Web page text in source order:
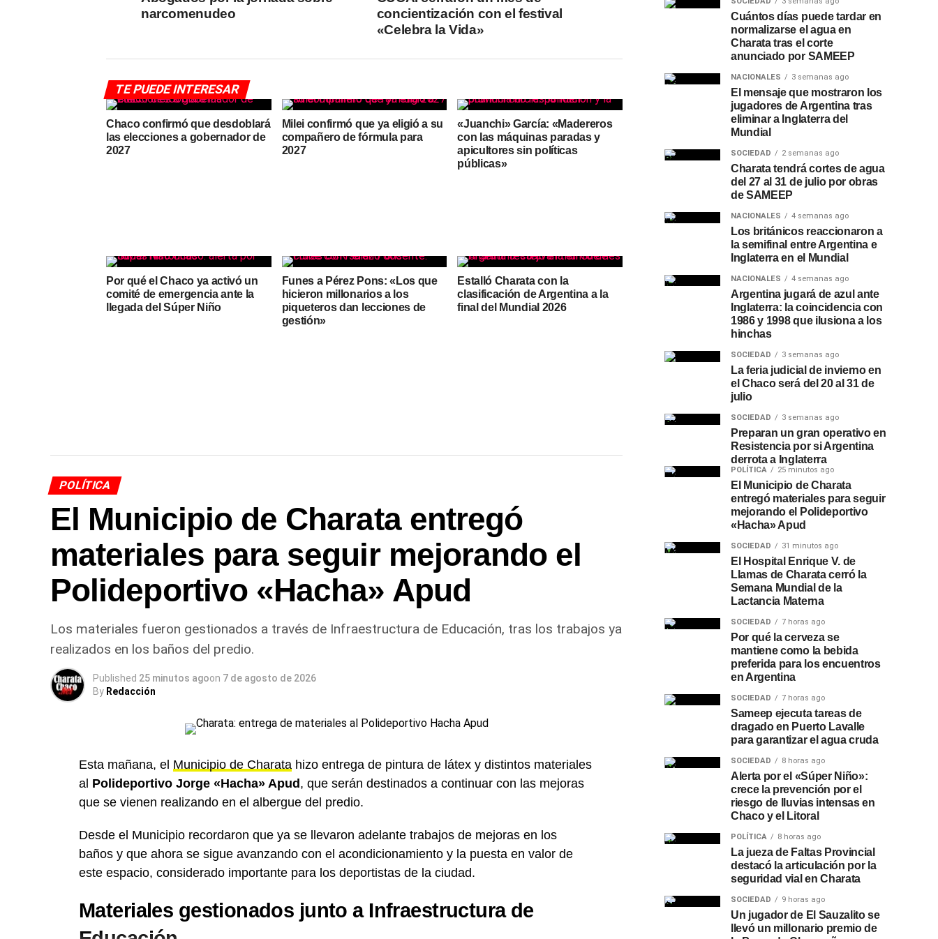
concientización con el festival
«Celebra la Vida»
narcomenudeo
TE PUEDE INTERESAR
Chaco confirmó que desdoblará
las elecciones a gobernador de
2027
Milei confirmó que ya eligió a su
compañero de fórmula para
2027
«Juanchi» García: «Madereros
con las máquinas paradas y
apicultores sin políticas
públicas»
Por qué el Chaco ya activó un
comité de emergencia ante la
llegada del Súper Niño
Funes a Pérez Pons: «Los que
hicieron millonarios a los
piqueteros dan lecciones de
gestión»
Estalló Charata con la
clasificación de Argentina a la
final del Mundial 2026
POLÍTICA
El Municipio de Charata entregó
materiales para seguir mejorando el
Polideportivo «Hacha» Apud
Los materiales fueron gestionados a través de Infraestructura de Educación, tras los trabajos ya
realizados en los baños del predio.
Published 25 minutos agoon 7 de agosto de 2026
By Redacción
Esta mañana, el Municipio de Charata hizo entrega de pintura de látex y distintos materiales
al Polideportivo Jorge «Hacha» Apud , que serán destinados a continuar con las mejoras
que se vienen realizando en el albergue del predio.
Desde el Municipio recordaron que ya se llevaron adelante trabajos de mejoras en los
baños y que ahora se sigue avanzando con el acondicionamiento y la puesta en valor de
este espacio, considerado importante para los deportistas de la ciudad.
Materiales gestionados junto a Infraestructura de
Cuántos días puede tardar en
normalizarse el agua en
Charata tras el corte
anunciado por SAMEEP
NACIONALES 3 semanas ago
El mensaje que mostraron los
jugadores de Argentina tras
eliminar a Inglaterra del
Mundial
SOCIEDAD 2 semanas ago
Charata tendrá cortes de agua
del 27 al 31 de julio por obras
de SAMEEP
NACIONALES 4 semanas ago
Los británicos reaccionaron a
la semifinal entre Argentina e
Inglaterra en el Mundial
NACIONALES 4 semanas ago
Argentina jugará de azul ante
Inglaterra: la coincidencia con
1986 y 1998 que ilusiona a los
hinchas
SOCIEDAD 3 semanas ago
La feria judicial de invierno en
el Chaco será del 20 al 31 de
julio
SOCIEDAD 3 semanas ago
Preparan un gran operativo en
Resistencia por si Argentina
derrota a Inglaterra
POLÍTICA 25 minutos ago
El Municipio de Charata
entregó materiales para seguir
mejorando el Polideportivo
«Hacha» Apud
SOCIEDAD 31 minutos ago
El Hospital Enrique V. de
Llamas de Charata cerró la
Semana Mundial de la
Lactancia Materna
SOCIEDAD 7 horas ago
Por qué la cerveza se
mantiene como la bebida
preferida para los encuentros
en Argentina
SOCIEDAD 7 horas ago
Sameep ejecuta tareas de
dragado en Puerto Lavalle
para garantizar el agua cruda
SOCIEDAD 8 horas ago
Alerta por el «Súper Niño»:
crece la prevención por el
riesgo de lluvias intensas en
Chaco y el Litoral
POLÍTICA 8 horas ago
La jueza de Faltas Provincial
destacó la articulación por la
seguridad vial en Charata
SOCIEDAD 9 horas ago
Un jugador de El Sauzalito se
llevó un millonario premio de